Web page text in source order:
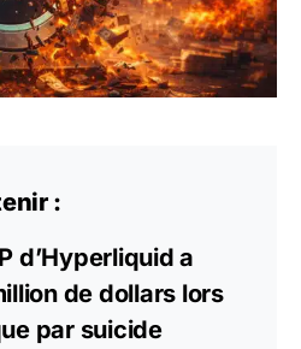
:
d’Hyperliquid a
de dollars lors
par suicide